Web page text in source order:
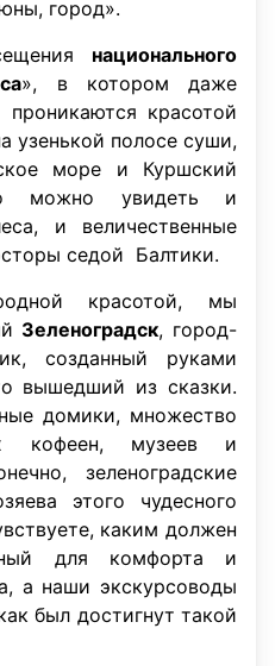
город».
национального
», в котором даже
проникаются красотой
узенькой полосе суши,
море и Куршский
можно увидеть и
и величественные
седой Балтики.
красотой, мы
Зеленоградск, город-
созданный руками
вышедший из сказки.
домики, множество
кофеен, музеев и
зеленоградские
этого чудесного
каким должен
для комфорта и
а наши экскурсоводы
был достигнут такой